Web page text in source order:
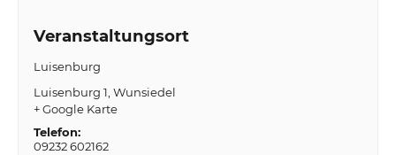
Veranstaltungsort
Luisenburg
Luisenburg 1 Wunsiedel
+ Google Karte
Telefon:
09232 602162